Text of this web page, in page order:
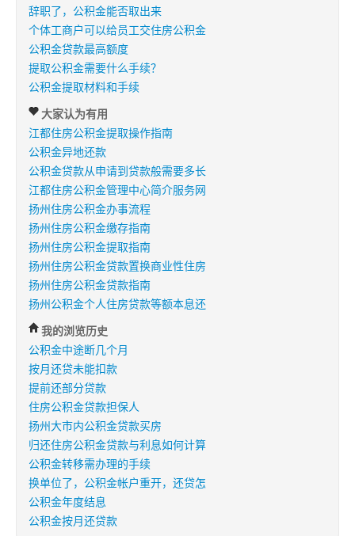
辞职了，公积金能否取出来
个体工商户可以给员工交住房公积金
公积金贷款最高额度
提取公积金需要什么手续？
公积金提取材料和手续
大家认为有用
江都住房公积金提取操作指南
公积金异地还款
公积金贷款从申请到贷款般需要多长
江都住房公积金管理中心简介服务网
扬州住房公积金办事流程
扬州住房公积金缴存指南
扬州住房公积金提取指南
扬州住房公积金贷款置换商业性住房
扬州住房公积金贷款指南
扬州公积金个人住房贷款等额本息还
我的浏览历史
公积金中途断几个月
按月还贷未能扣款
提前还部分贷款
住房公积金贷款担保人
扬州大市内公积金贷款买房
归还住房公积金贷款与利息如何计算
公积金转移需办理的手续
换单位了，公积金帐户重开，还贷怎
公积金年度结息
公积金按月还贷款